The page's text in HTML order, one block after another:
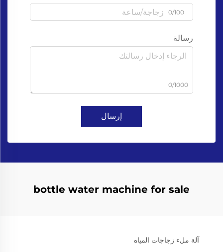
0/100
رسالة
0/1000
إرسال
bottle water machine for sale
آلة ملء زجاجات المياه